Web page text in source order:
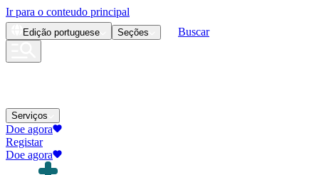
Ir para o conteudo principal
Edição portuguese Seções Buscar
Serviços
Doe agora
Registar
Doe agora